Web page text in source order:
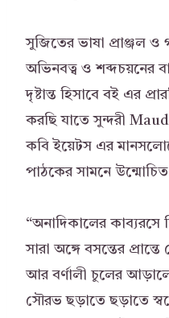
সুজিতের ভাষা প্রাঞ্জল ও
অভিনবত্ব ও শব্দচয়নের
দৃষ্টান্ত হিসাবে বই এর
করছি যাতে সুন্দরী
কবি ইয়েটস এর
পাঠকের সামনে
“অনাদিকালের কাব্যরসে
সারা অঙ্গে বসন্তের
আর বর্ণালী চুলের আড়ালে
সৌরভ ছড়াতে ছড়াতে